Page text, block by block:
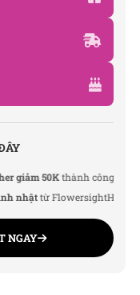
50Kthành công Lê Thu
từ FlowersightHoàng
NGAY